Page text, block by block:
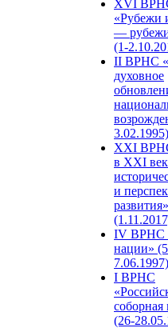
XVI
«Рубежи
—
(1-
II ВРНС
духовное
3.02.1995)
XХI
в XXI
и
развития»
IV ВРНС
нации»
7.06.1997)
I ВРНС
(26-